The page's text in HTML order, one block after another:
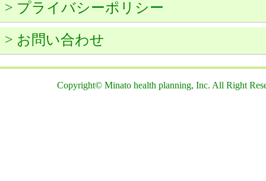
> プライバシーポリシー
> お問い合わせ
Copyright© Minato health planning, Inc. All Right